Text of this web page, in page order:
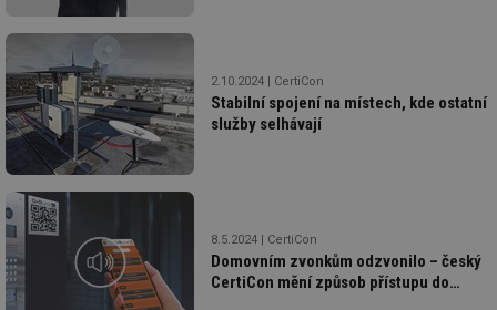
2.10.2024 CertiCon
Stabilní spojení na místech, kde ostatní
služby selhávají
8.5.2024 CertiCon
Domovním zvonkům odzvonilo – český
CertiCon mění způsob přístupu do